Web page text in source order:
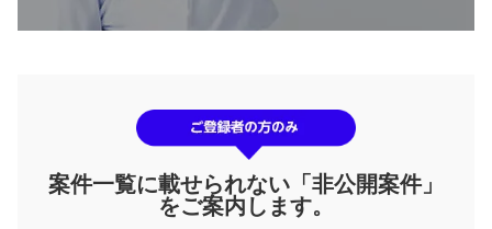
案件一覧に載せられない「非公開案件」
をご案内します。